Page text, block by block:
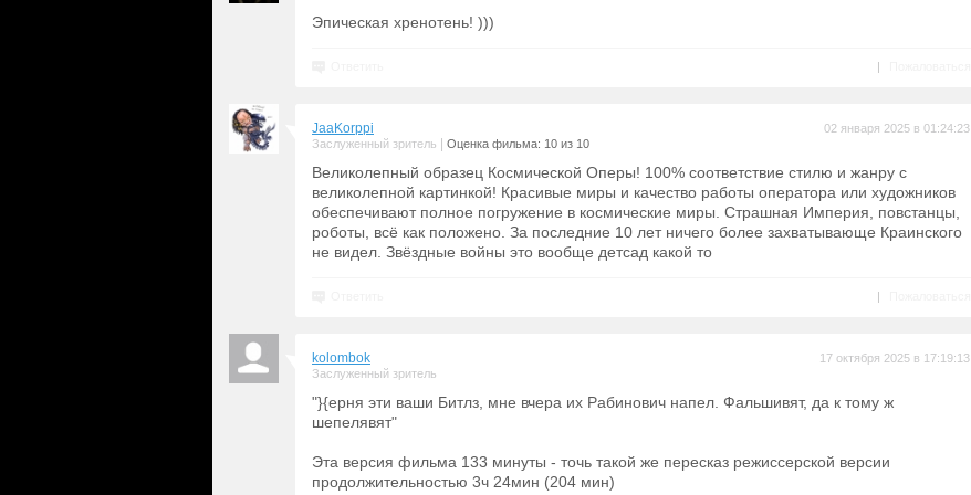
Эпическая хренотень! )))
|
JaaKorppi
Заслуженный зритель Оценка фильма: 10 из 10
02 января 2025 в 01:24:23
Великолепный образец Космической Оперы! 100% соответствие стилю и жанру с
великолепной картинкой! Красивые миры и качество работы оператора или художников
обеспечивают полное погружение в космические миры. Страшная Империя, повстанцы,
роботы, всё как положено. За последние 10 лет ничего более захватывающе Краинского
не видел. Звёздные войны это вообще детсад какой то
|
kolombok
Заслуженный зритель
17 октября 2025 в 17:19:13
"}{ерня эти ваши Битлз, мне вчера их Рабинович напел. Фальшивят, да к тому ж
шепелявят"
Эта версия фильма 133 минуты - точь такой же пересказ режиссерской версии
продолжительностью 3ч 24мин (204 мин)